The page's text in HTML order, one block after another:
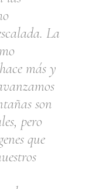
La
más y
son
pero
que